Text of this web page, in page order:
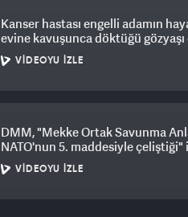
Kanser hastası engelli adamın
evine kavuşunca döktüğü gözyaşı
VIDEOYU İZLE
DMM, "Mekke Ortak Savunma
NATO'nun 5. maddesiyle çeliştiği"
VIDEOYU İZLE